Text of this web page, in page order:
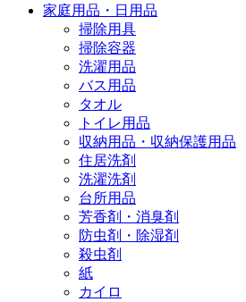
家庭用品・日用品
掃除用具
掃除容器
洗濯用品
バス用品
タオル
トイレ用品
収納用品・収納保護用品
住居洗剤
洗濯洗剤
台所用品
芳香剤・消臭剤
防虫剤・除湿剤
殺虫剤
紙
カイロ